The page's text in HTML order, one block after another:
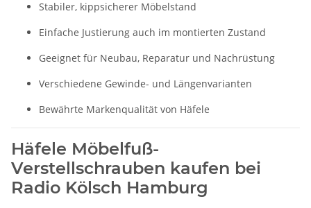
Stabiler, kippsicherer Möbelstand
Einfache Justierung auch im montierten Zustand
Geeignet für Neubau, Reparatur und Nachrüstung
Verschiedene Gewinde- und Längenvarianten
Bewährte Markenqualität von Häfele
Häfele Möbelfuß-
Verstellschrauben kaufen bei
Radio Kölsch Hamburg